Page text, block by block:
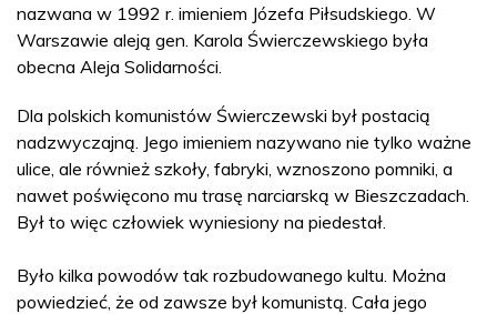
nazwana w 1992 r. imieniem Józefa Piłsudskiego. W
Warszawie aleją gen. Karola Świerczewskiego była
obecna Aleja Solidarności.
Dla polskich komunistów Świerczewski był postacią
nadzwyczajną. Jego imieniem nazywano nie tylko ważne
ulice, ale również szkoły, fabryki, wznoszono pomniki, a
nawet poświęcono mu trasę narciarską w Bieszczadach.
Był to więc człowiek wyniesiony na piedestał.
Było kilka powodów tak rozbudowanego kultu. Można
powiedzieć, że od zawsze był komunistą. Cała jego